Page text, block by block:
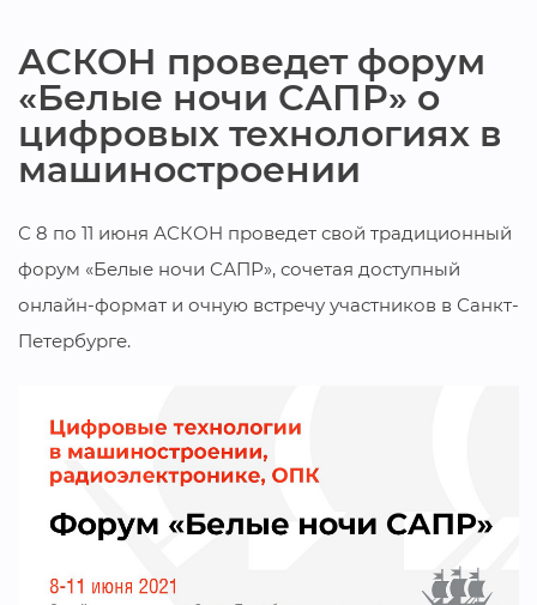
АСКОН проведет форум
«Белые ночи САПР» о
цифровых технологиях в
машиностроении
С 8 по 11 июня АСКОН проведет свой традиционный
форум «Белые ночи САПР», сочетая доступный
онлайн-формат и очную встречу участников в Санкт-
Петербурге.